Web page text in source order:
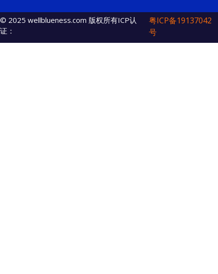
© 2025 wellblueness.com 版权所有ICP认
证：
粤ICP备19137042
号